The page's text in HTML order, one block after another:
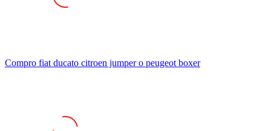
Compro fiat ducato citroen jumper o peugeot boxer